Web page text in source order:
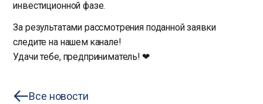
инвестиционной фазе.
За результатами рассмотрения поданной заявки
следите на нашем канале!
Удачи тебе, предприниматель! ❤
Все новости